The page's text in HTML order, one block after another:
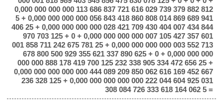
0,000 000 000 000 113 686 837 721 616 029 739 379 882 812
5 + 0,000 000 000 000 056 843 418 860 808 014 869 689 941
406 25 + 0,000 000 000 000 028 421 709 430 404 007 434 844
970 703 125 + 0 + 0,000 000 000 000 007 105 427 357 601
001 858 711 242 675 781 25 + 0,000 000 000 000 003 552 713
678 800 500 929 355 621 337 890 625 + 0 + 0,000 000 000
000 000 888 178 419 700 125 232 338 905 334 472 656 25 +
0,000 000 000 000 000 444 089 209 850 062 616 169 452 667
236 328 125 + 0,000 000 000 000 000 222 044 604 925 031
308 084 726 333 618 164 062 5 =